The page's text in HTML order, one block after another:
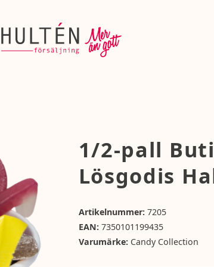
1/2-pall
Lösgodis
Artikelnummer:7205
EAN:7350101199435
Varumärke:Candy Collection